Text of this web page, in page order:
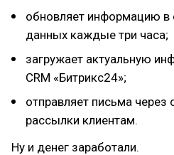
обновляет информацию в
данных каждые три часа;
загружает актуальную
CRM «Битрикс24»;
отправляет письма через
рассылки клиентам.
Ну и денег заработали.